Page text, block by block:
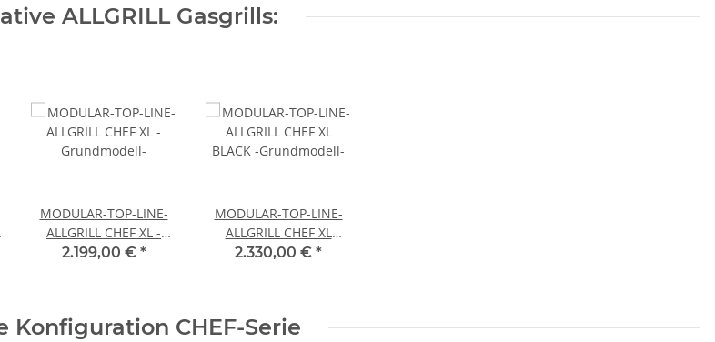
S/M/L/XL
ALLGRILL Gasgrills:
MODULAR-TOP-LINE-
ALLGRILL CHEF XL -
Grundmodell-
2.199,00 € *
MODULAR-TOP-LINE-
ALLGRILL CHEF XL
BLACK -Grundmodell-
2.330,00 € *
Konfiguration CHEF-Serie